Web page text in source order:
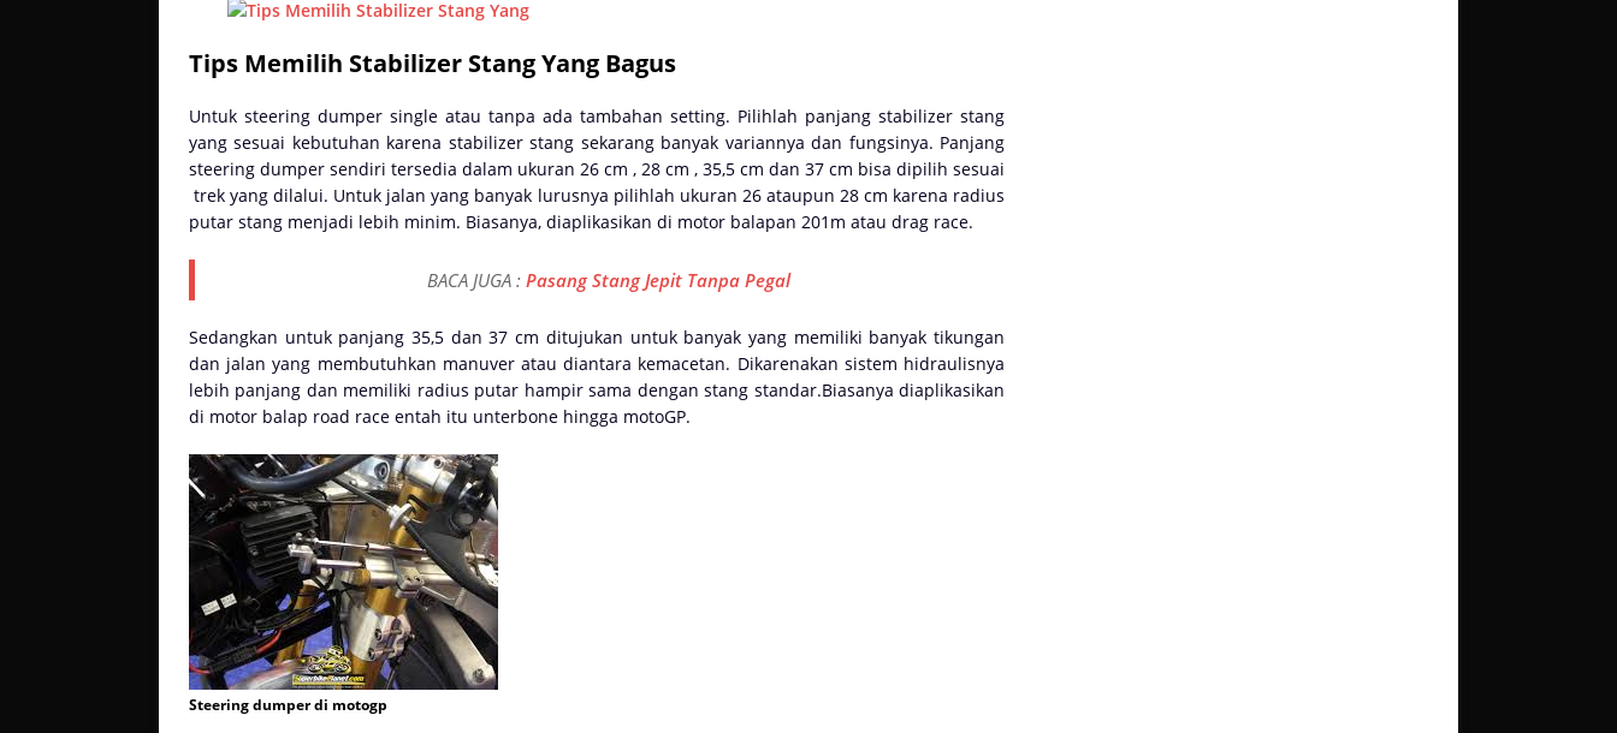
Tips Memilih Stabilizer Stang Yang Bagus
Untuk steering dumper single atau tanpa ada tambahan setting. Pilihlah panjang stabilizer stang
yang sesuai kebutuhan karena stabilizer stang sekarang banyak variannya dan fungsinya. Panjang
steering dumper sendiri tersedia dalam ukuran 26 cm , 28 cm , 35,5 cm dan 37 cm bisa dipilih sesuai
trek yang dilalui. Untuk jalan yang banyak lurusnya pilihlah ukuran 26 ataupun 28 cm karena radius
putar stang menjadi lebih minim. Biasanya, diaplikasikan di motor balapan 201m atau drag race.
BACA JUGA :Pasang Stang Jepit Tanpa Pegal
Sedangkan untuk panjang 35,5 dan 37 cm ditujukan untuk banyak yang memiliki banyak tikungan
dan jalan yang membutuhkan manuver atau diantara kemacetan. Dikarenakan sistem hidraulisnya
lebih panjang dan memiliki radius putar hampir sama dengan stang standar.Biasanya diaplikasikan
di motor balap road race entah itu unterbone hingga motoGP.
Steering dumper di motogp